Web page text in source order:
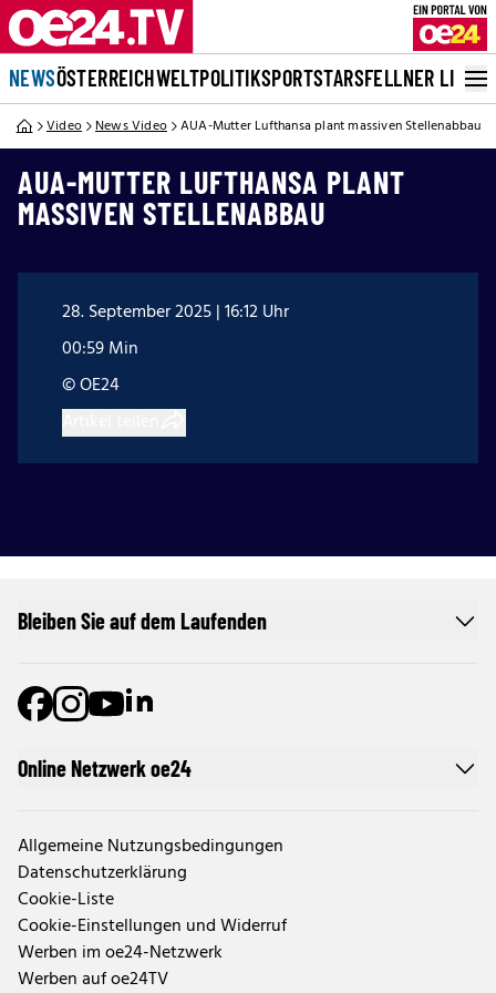
NEWSÖSTERREICHWELTPOLITIKSPORTSTARSFELLNER LIVE
Video News Video AUA-Mutter Lufthansa plant massiven Stellenabbau
AUA-MUTTER LUFTHANSA PLANT
MASSIVEN STELLENABBAU
28. September 2025 | 16:12 Uhr
00:59 Min
© OE24
Online Netzwerk oe24
Allgemeine Nutzungsbedingungen
Datenschutzerklärung
Cookie-Liste
Cookie-Einstellungen und Widerruf
Werben im oe24-Netzwerk
Werben auf oe24TV
Bleiben Sie auf dem Laufenden